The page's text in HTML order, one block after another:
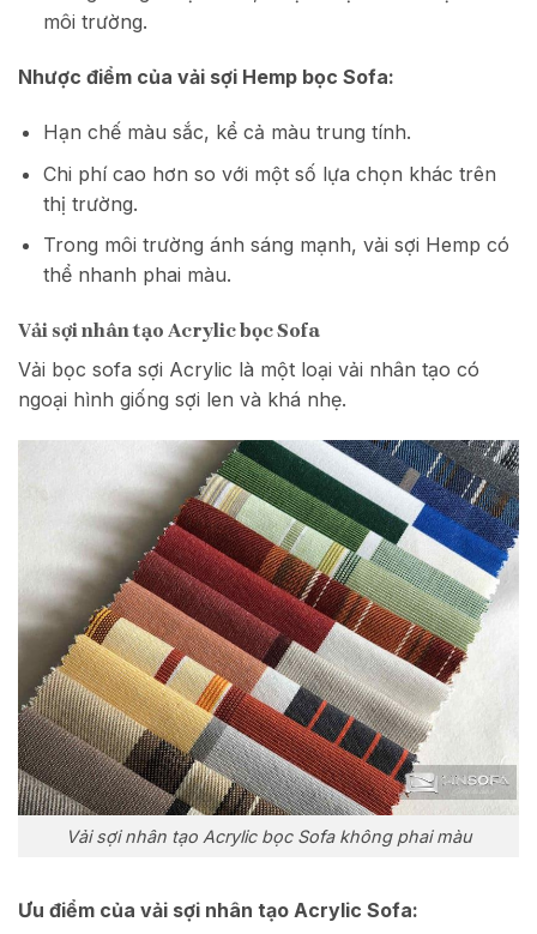
môi trường.
Nhược điểm của vải sợi Hemp bọc Sofa:
Hạn chế màu sắc, kể cả màu trung tính.
Chi phí cao hơn so với một số lựa chọn khác trên
thị trường.
Trong môi trường ánh sáng mạnh, vải sợi Hemp có
thể nhanh phai màu.
Vải sợi nhân tạo Acrylic bọc Sofa
Vải bọc sofa sợi Acrylic là một loại vải nhân tạo có
ngoại hình giống sợi len và khá nhẹ.
Vải sợi nhân tạo Acrylic bọc Sofa không phai màu
Ưu điểm của vải sợi nhân tạo Acrylic Sofa: